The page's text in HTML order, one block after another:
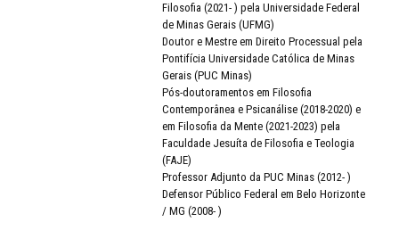
Filosofia (2021- ) pela Universidade Federal
de Minas Gerais (UFMG)
Doutor e Mestre em Direito Processual pela
Pontifícia Universidade Católica de Minas
Gerais (PUC Minas)
Pós-doutoramentos em Filosofia
Contemporânea e Psicanálise (2018-2020) e
em Filosofia da Mente (2021-2023) pela
Faculdade Jesuíta de Filosofia e Teologia
(FAJE)
Professor Adjunto da PUC Minas (2012- )
Defensor Público Federal em Belo Horizonte
/ MG (2008- )